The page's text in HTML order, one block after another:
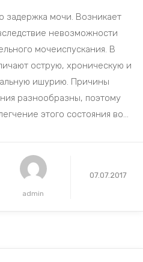
задержка мочи. Возникает
невозможности
мочеиспускания. В
острую, хроническую и
ишурию. Причины
разнообразны, поэтому
этого состояния во...
admin
07.07.2017